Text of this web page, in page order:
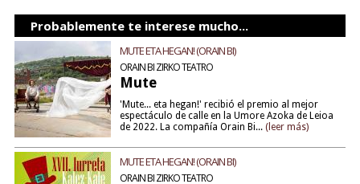
Probablemente te interese mucho...
MUTE ETA HEGAN! (ORAIN BI)
ORAIN BI ZIRKO TEATRO
Mute
'Mute... eta hegan!' recibió el premio al mejor
espectáculo de calle en la Umore Azoka de Leioa
de 2022. La compañía Orain Bi... (leer más)
MUTE ETA HEGAN! (ORAIN BI)
ORAIN BI ZIRKO TEATRO